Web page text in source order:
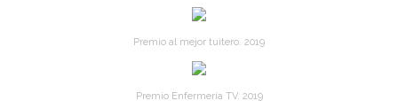
Premio al mejor tuitero. 2019
Premio Enfermería TV. 2019